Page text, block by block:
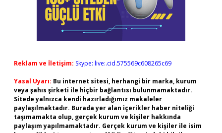
Reklam ve İletişim: Skype: live:.cid.575569c608265c69
Yasal Uyarı: Bu internet sitesi, herhangi bir marka, kurum
veya şahıs şirketi ile hiçbir bağlantısı bulunmamaktadır.
Sitede yalnızca kendi hazırladığımız makaleler
paylaşılmaktadır. Burada yer alan içerikler haber niteliği
taşımamakta olup, gerçek kurum ve kişiler hakkında
paylaşım yapılmamaktadır. Gerçek kurum ve kişiler ile isim